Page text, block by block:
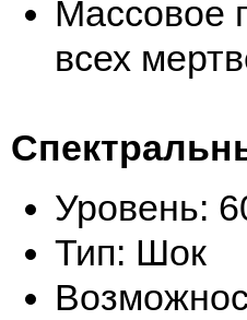
Массовое
всех
Уровень:
Тип: Шок